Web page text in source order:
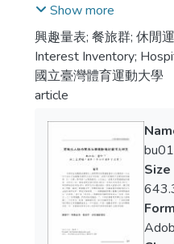
析、獨立樣本t 考驗、
一、高職餐旅群學生整
次」，以「球類運動」
分有顯著差異。三、不
The purpose of the
preferences among
sampling method used
Show more
興趣量表; 餐旅群; 休閒
Interest Inventory;
國立臺灣體育運動大學
article
Size